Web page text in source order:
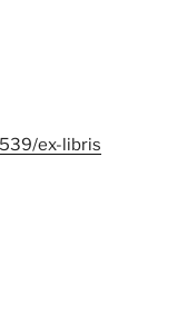
ex-libris